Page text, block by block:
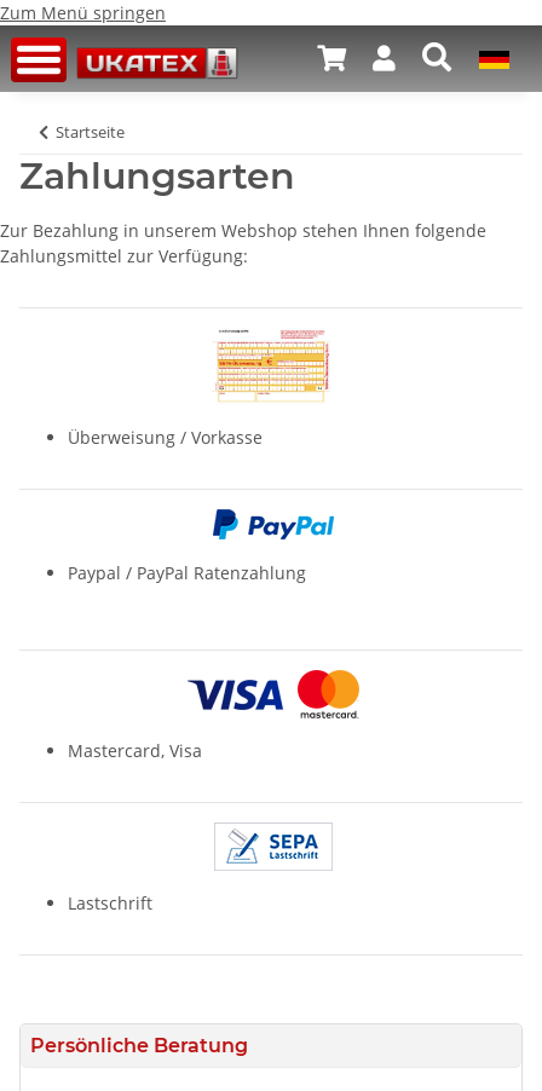
Zum Menü springen
Startseite
Zahlungsarten
Zur Bezahlung in unserem Webshop stehen Ihnen folgende
Zahlungsmittel zur Verfügung:
Überweisung / Vorkasse
Paypal / PayPal Ratenzahlung
Mastercard, Visa
Lastschrift
Persönliche Beratung